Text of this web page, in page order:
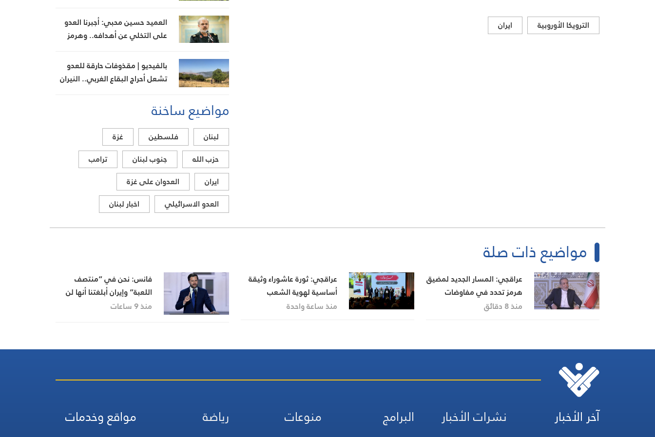
الترويكا الأوروبية ايران
العميد حسين محبي: أجبرنا العدو
على التخلي عن أهدافه.. وهرمز
بالفيديو | مقذوفات حارقة للعدو
تشعل أحراج البقاع الغربي.. النيران
مواضيع ساخنة
لبنان فلسطين
غزة
حزب الله
جنوب لبنان
ترامب
ايران
العدوان على غزة
العدو الاسرائيلي
اخبار لبنان
مواضيع ذات صلة
عراقجي: المسار الجديد لمضيق
هرمز تحدد في مفاوضات
القوات العسكرية والبحرية بين
منذ 8 دقائق
عراقجي: ثورة عاشوراء وثيقة
أساسية لهوية الشعب
الإيراني وعدالته ودبلوماسيته
منذ ساعة واحدة
فانس: نحن في “منتصف
اللعبة” وإيران أبلغتنا أنها لن
تفرض رسوما على عبور هرمز
منذ 9 ساعات
آخر الأخبار نشرات الأخبار البرامج منوعات رياضة مواقع وخدمات